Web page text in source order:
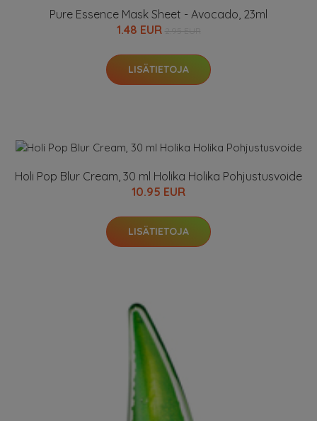
Pure Essence Mask Sheet - Avocado, 23ml
1.48 EUR
LISÄTIETOJA
Holi Pop Blur Cream, 30 ml Holika Holika Pohjustusvoide
10.95 EUR
LISÄTIETOJA